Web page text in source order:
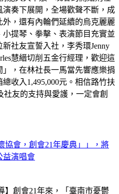
奏下展開，全場歡聲不斷，成
，還有內輪們延續的烏克麗麗
提琴、拳擊、表演節目充實並
社友宣誓入社，李秀環Jenny
慧縉切削五金行經理，歡迎這
，在林社長一馬當先響應樂捐
收入1,495,000元。相信路竹扶
社友的支持與愛護，一定會創
協會，創會21年慶典」」，將
益演唱會
】創會21年來，「臺南市憂鬱